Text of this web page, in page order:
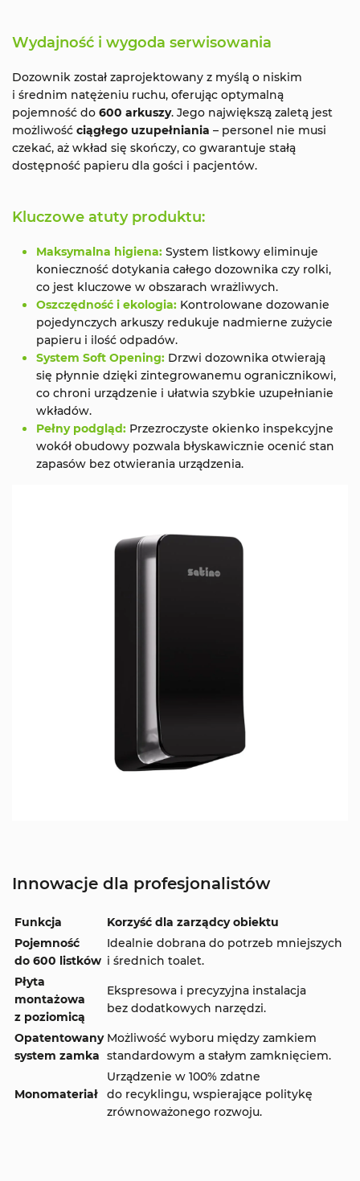
Wydajność i wygoda serwisowania
Dozownik został zaprojektowany z myślą o niskim
i średnim natężeniu ruchu, oferując optymalną
pojemność do 600 arkuszy. Jego największą zaletą jest
możliwość ciągłego uzupełniania – personel nie musi
czekać, aż wkład się skończy, co gwarantuje stałą
dostępność papieru dla gości i pacjentów.
Kluczowe atuty produktu:
Maksymalna higiena: System listkowy eliminuje
konieczność dotykania całego dozownika czy rolki,
co jest kluczowe w obszarach wrażliwych.
Oszczędność i ekologia: Kontrolowane dozowanie
pojedynczych arkuszy redukuje nadmierne zużycie
papieru i ilość odpadów.
System Soft Opening: Drzwi dozownika otwierają
się płynnie dzięki zintegrowanemu ogranicznikowi,
co chroni urządzenie i ułatwia szybkie uzupełnianie
wkładów.
Pełny podgląd: Przezroczyste okienko inspekcyjne
wokół obudowy pozwala błyskawicznie ocenić stan
zapasów bez otwierania urządzenia.
Innowacje dla profesjonalistów
Funkcja
Korzyść dla zarządcy obiektu
Pojemność
do 600 listków
Idealnie dobrana do potrzeb mniejszych
i średnich toalet.
Płyta
montażowa
z poziomicą
Ekspresowa i precyzyjna instalacja
bez dodatkowych narzędzi.
Opatentowany
system zamka
Możliwość wyboru między zamkiem
standardowym a stałym zamknięciem.
Monomateriał
Urządzenie w 100% zdatne
do recyklingu, wspierające politykę
zrównoważonego rozwoju.